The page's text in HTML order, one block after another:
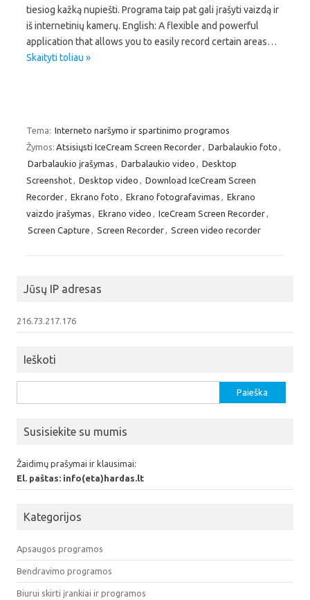
tiesiog kažką nupiešti. Programa taip pat gali įrašyti vaizdą ir
iš internetinių kamerų. English: A flexible and powerful
application that allows you to easily record certain areas…
Skaityti toliau »
Tema: Interneto naršymo ir spartinimo programos
Žymos: Atsisiųsti IceCream Screen Recorder Darbalaukio foto
Darbalaukio įrašymas
Darbalaukio video
Desktop
Screenshot
Desktop video
Download IceCream Screen
Recorder
Ekrano foto Ekrano fotografavimas
Ekrano
vaizdo įrašymas
Ekrano video IceCream Screen Recorder
Screen Capture
Screen Recorder Screen video recorder
Jūsų IP adresas
216.73.217.176
Ieškoti
Susisiekite su mumis
Žaidimų prašymai ir klausimai:
El. paštas: info(eta)hardas.lt
Kategorijos
Apsaugos programos
Bendravimo programos
Biurui skirti įrankiai ir programos